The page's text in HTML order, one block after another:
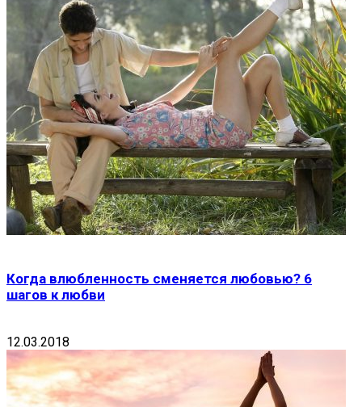
Когда влюбленность сменяется любовью? 6
шагов к любви
12.03.2018